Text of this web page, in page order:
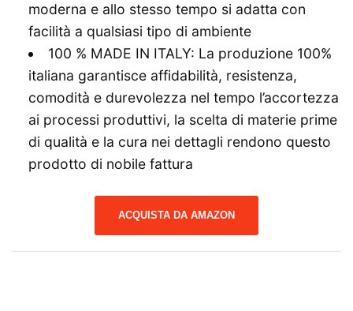
moderna e allo stesso tempo si adatta con
facilità a qualsiasi tipo di ambiente
100 % MADE IN ITALY: La produzione 100%
italiana garantisce affidabilità, resistenza,
comodità e durevolezza nel tempo l’accortezza
ai processi produttivi, la scelta di materie prime
di qualità e la cura nei dettagli rendono questo
prodotto di nobile fattura
ACQUISTA DA AMAZON